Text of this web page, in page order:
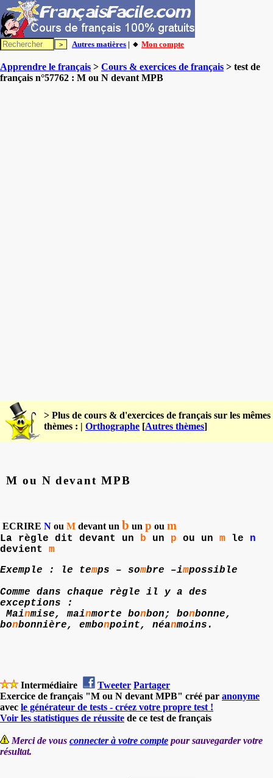
Autres matières | 🔸 Mon compte
Apprendre le français > Cours & exercices de français > test de
français n°57762 : M ou N devant MPB
> Plus de cours & d'exercices de français sur les mêmes
thèmes : | Orthographe [Autres thèmes]
M ou N devant MPB
ECRIRE N ou M devant un b un p ou m
La règle dit devant un b un p ou un m le n
devient m
Exemple : le temps – sombre –impossible
Comme dans chaque règle il y a des
exceptions :
Mainmise, mainmorte bonbon; bonbonne,
bonbonnière, embonpoint, néanmoins.
Intermédiaire Tweeter Partager
Exercice de français "M ou N devant MPB" créé par anonyme
avec le générateur de tests - créez votre propre test !
Voir les statistiques de réussite de ce test de français
Merci de vous connecter à votre compte pour sauvegarder votre
résultat.